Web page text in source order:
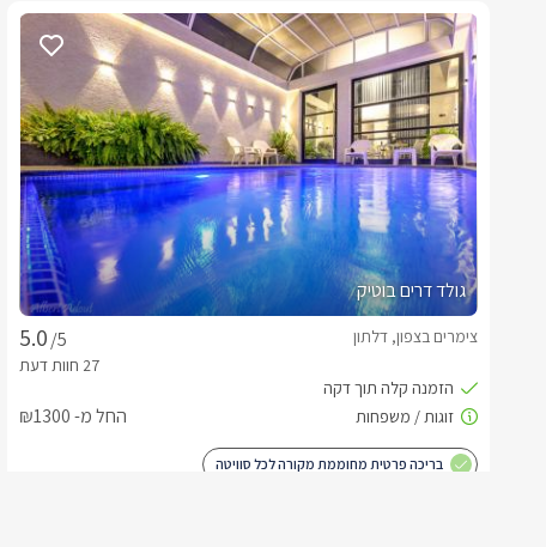
גולד דרים בוטיק
/5
צימרים בצפון, דלתון
החל מ- ₪1300
בריכה פרטית מחוממת מקורה לכל סוויטה